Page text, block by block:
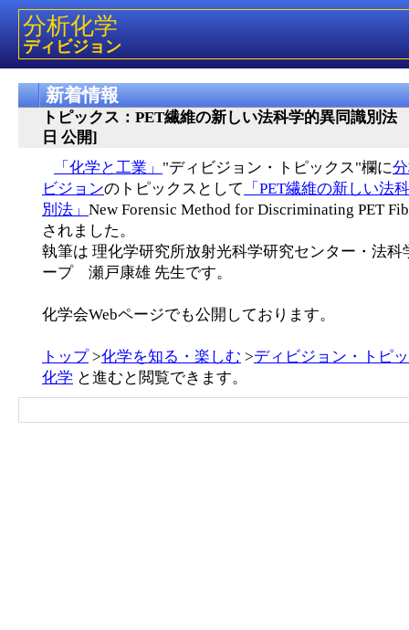
分析化学
ディビジョン
新着情報
トピックス：PET繊維の新しい法科学的異同識別
日 公開]
「化学と工業」 "ディビジョン・トピックス"欄に
ビジョンのトピックスとして
「PET繊維の新しい法
別法」 New Forensic Method for Discriminating PET
されました。
執筆は 理化学研究所放射光科学研究センター・法科
ープ 瀬戸康雄 先生です。
化学会Webページでも公開しております。
トップ>化学を知る・楽しむ >ディビジョン・トピ
化学 と進むと閲覧できます。